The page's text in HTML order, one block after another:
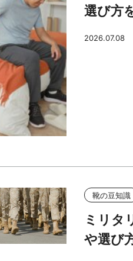
選び方
2026.07.08
靴の豆知識
ミリタ
や選び